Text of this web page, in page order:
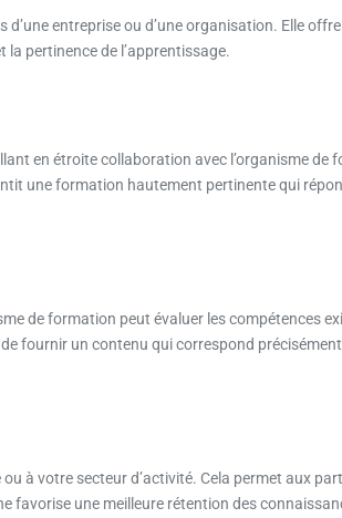
entreprise ou d’une organisation. Elle
pertinence de l’apprentissage.
en étroite collaboration avec l’organisme de
une formation hautement pertinente qui
de formation peut évaluer les compétences
fournir un contenu qui correspond
à votre secteur d’activité. Cela permet aux
favorise une meilleure rétention des